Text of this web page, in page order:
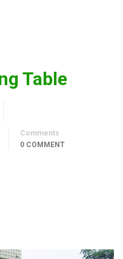
Table
Comments
0 COMMENT